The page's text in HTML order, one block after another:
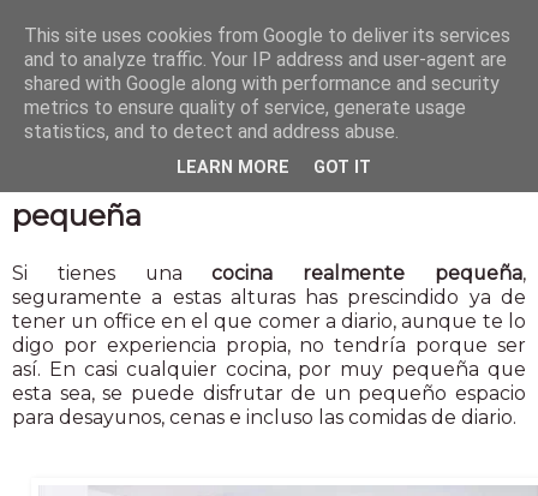
Cómo crear un office en una cocina
pequeña
Si tienes unacocina realmente pequeña,
seguramente a estas alturas has prescindido ya de
tener un office en el que comer a diario, aunque te lo
digo por experiencia propia, no tendría porque ser
así. En casi cualquier cocina, por muy pequeña que
esta sea, se puede disfrutar de un pequeño espacio
para desayunos, cenas e incluso las comidas de diario.
This site uses cookies from Google to deliver its services
and to analyze traffic. Your IP address and user-agent are
shared with Google along with performance and security
metrics to ensure quality of service, generate usage
statistics, and to detect and address abuse.
LEARN MORE GOT IT